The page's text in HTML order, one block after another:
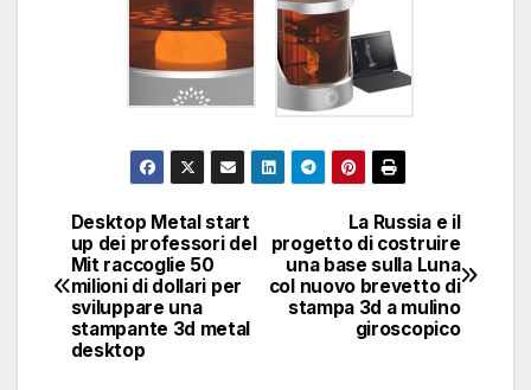
Navigazione
articoli
La Russia e il
progetto di costruire
una base sulla Luna
col nuovo brevetto di
stampa 3d a mulino
giroscopico
Desktop Metal start
up dei professori del
Mit raccoglie 50
milioni di dollari per
sviluppare una
stampante 3d metal
desktop